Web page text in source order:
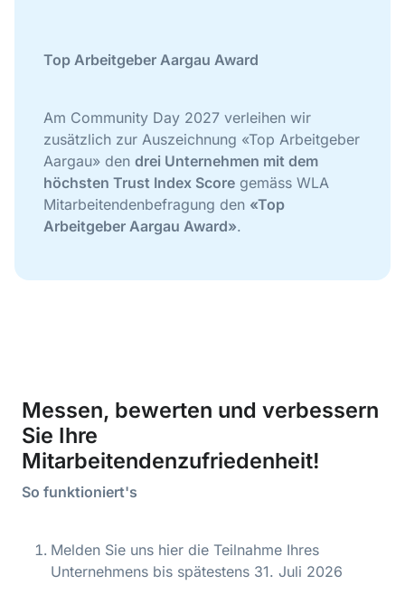
Top Arbeitgeber Aargau Award
Am Community Day 2027 verleihen wir
zusätzlich zur Auszeichnung «Top Arbeitgeber
Aargau» den drei Unternehmen mit dem
höchsten Trust Index Score gemäss WLA
Mitarbeitendenbefragung den «Top
Arbeitgeber Aargau Award».
Messen, bewerten und verbessern
Sie Ihre
Mitarbeitendenzufriedenheit!
So funktioniert's
Melden Sie uns hier die Teilnahme Ihres
Unternehmens bis spätestens 31. Juli 2026